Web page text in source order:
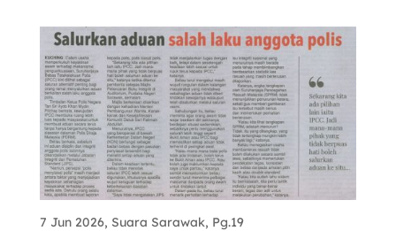
7 Jun 2026, Suara Sarawak, Pg.19